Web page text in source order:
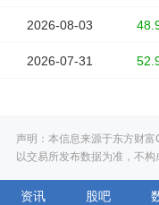
2026-08-03
2026-07-31
声明：本信息来源于东方财
以交易所发布数据为准，不构
资讯 股吧